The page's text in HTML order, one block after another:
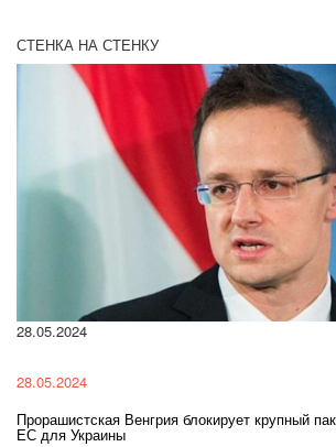
СТЕНКА НА СТЕНКУ
28.05.2024
28.05.2024
Прорашистская Венгрия блокирует крупный
ЕС для Украины